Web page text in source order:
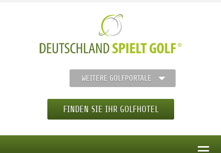
WEITERE GOLFPORTALE
FINDEN SIE IHR GOLFHOTEL